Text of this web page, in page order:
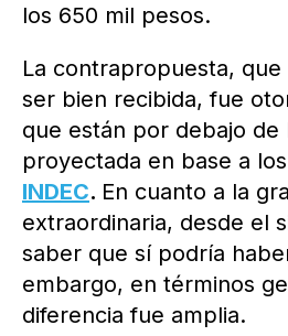
los 650 mil pesos.
La contrapropuesta,
ser bien recibida, fue
que están por debajo de
proyectada en base a
INDEC. En cuanto a la
extraordinaria, desde el
saber que sí podría
embargo, en términos
diferencia fue amplia.